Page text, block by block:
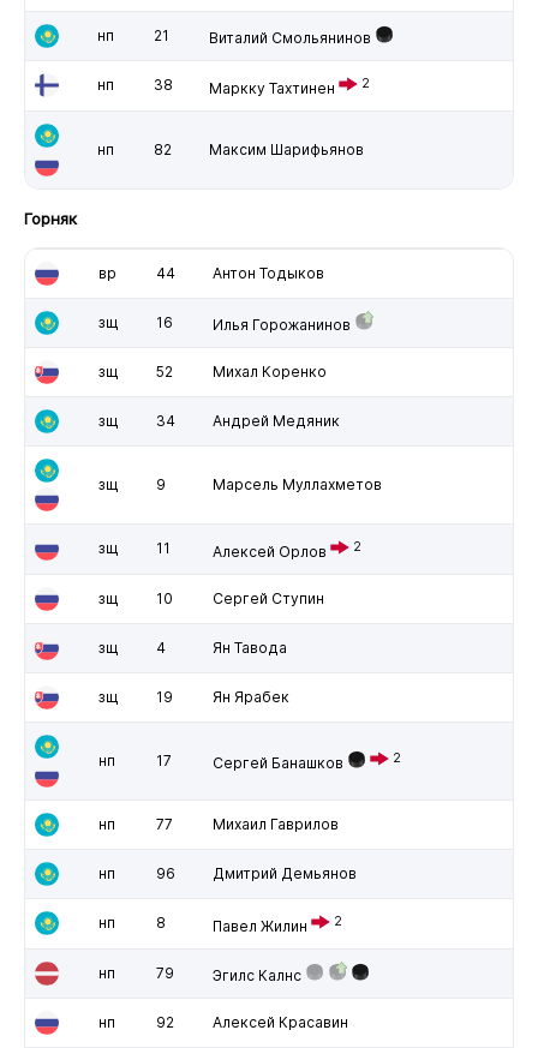
нп 21 Виталий Смольянинов
нп 38 Маркку Тахтинен 2
нп 82 Максим Шарифьянов
Горняк
вр 44 Антон Тодыков
зщ 16 Илья Горожанинов
зщ 52 Михал Коренко
зщ 34 Андрей Медяник
зщ 9 Марсель Муллахметов
зщ 11 Алексей Орлов 2
зщ 10 Сергей Ступин
зщ 4 Ян Тавода
зщ 19 Ян Ярабек
нп 17 Сергей Банашков 2
нп 77 Михаил Гаврилов
нп 96 Дмитрий Демьянов
нп 8 Павел Жилин 2
нп 79 Эгилс Калнс
нп 92 Алексей Красавин